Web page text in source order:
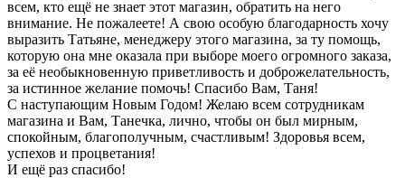
всем, кто ещё не знает этот магазин, обратить на него
внимание. Не пожалеете! А свою особую благодарность хочу
выразить Татьяне, менеджеру этого магазина, за ту помощь,
которую она мне оказала при выборе моего огромного заказа,
за её необыкновенную приветливость и доброжелательность,
за истинное желание помочь! Спасибо Вам, Таня!
С наступающим Новым Годом! Желаю всем сотрудникам
магазина и Вам, Танечка, лично, чтобы он был мирным,
спокойным, благополучным, счастливым! Здоровья всем,
успехов и процветания!
И ещё раз спасибо!